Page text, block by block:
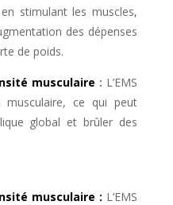
stimulant les muscles,
des dépenses
de poids.
musculaire : L’EMS
ce qui peut
global et brûler des
musculaire : L’EMS